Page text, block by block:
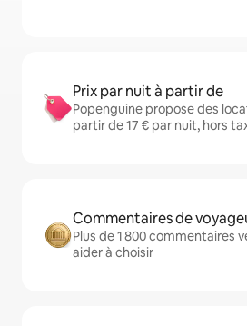
Prix par nuit à partir de
Popenguine propose des
partir de 17 € par nuit, hors
Commentaires de
Plus de 1 800 commentaires
aider à choisir